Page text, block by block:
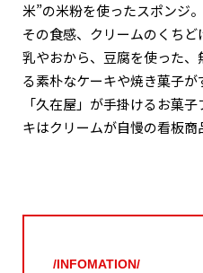
米”の米粉を使ったスポンジ
その食感、クリームのくち
乳やおから、豆腐を使った
る素朴なケーキや焼き菓子
「久在屋」が手掛けるお菓
キはクリームが自慢の看板
/INFOMATION/